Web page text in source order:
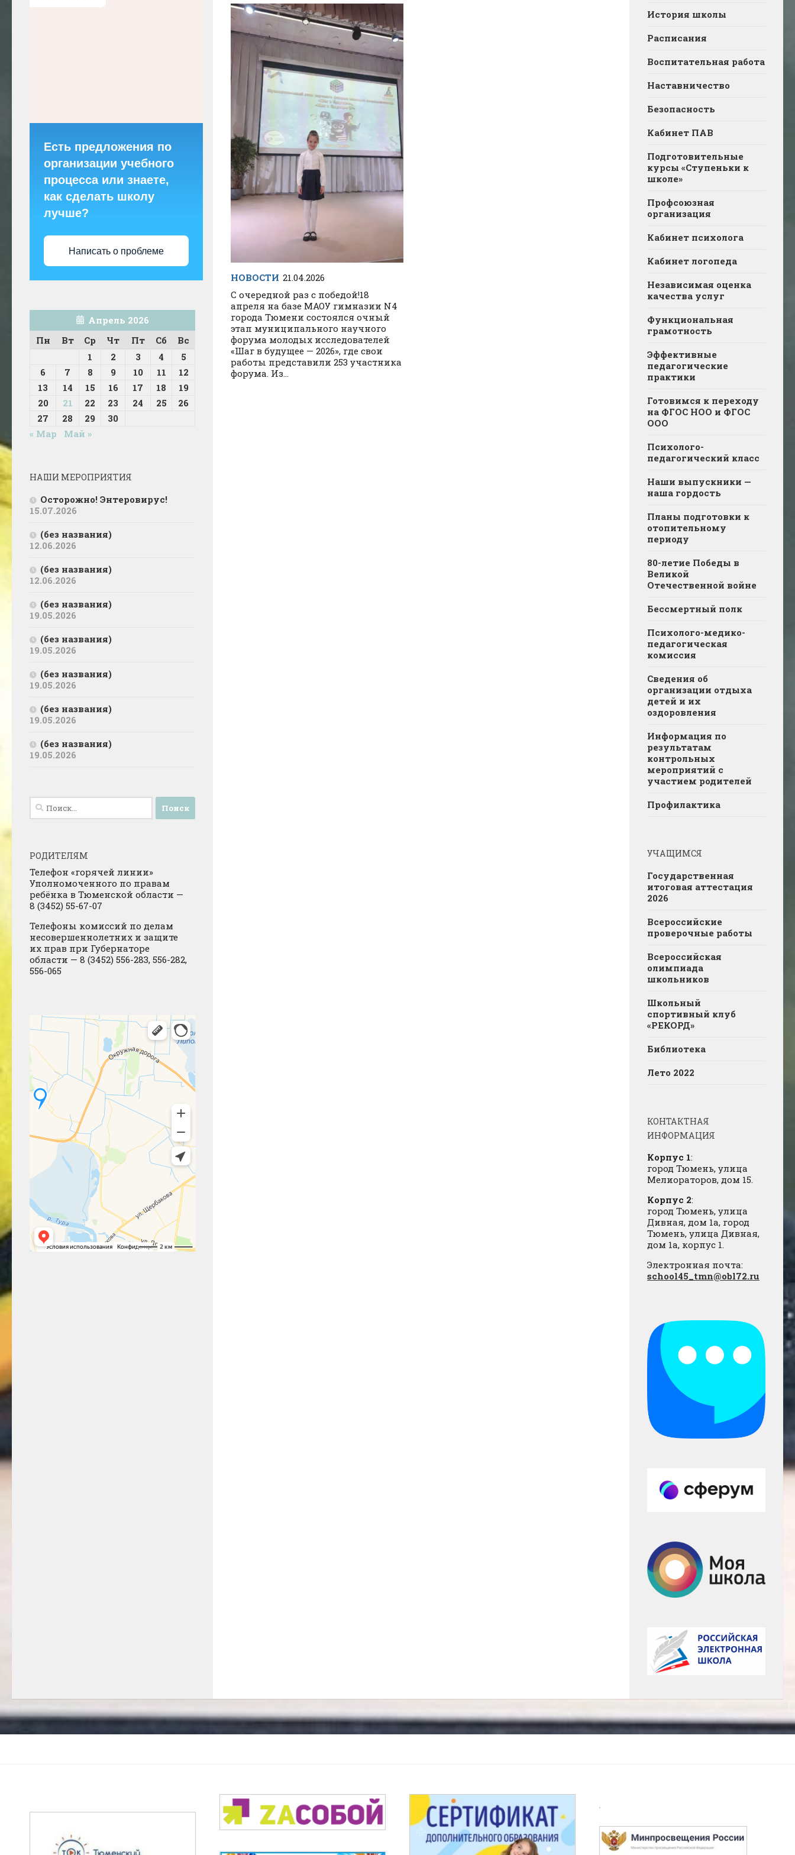
НОВОСТИ 21.04.2026
С очередной раз с победой!18
апреля на базе МАОУ гимназии N4
города Тюмени состоялся очный
этап муниципального научного
форума молодых исследователей
«Шаг в будущее — 2026», где свои
работы представили 253 участника
форума. Из...
Есть предложения по
организации учебного
процесса или знаете,
как сделать школу
лучше?
Написать о проблеме
Апрель 2026
Пн
Вт Ср Чт Пт Сб
Вс
1
2 3 4
5
6
7 8 9 10 11
12
13
14 15 16 17 18
19
20
21 22 23 24 25
26
27
28 29
30
« Мар
Май »
НАШИ МЕРОПРИЯТИЯ
Осторожно! Энтеровирус!
15.07.2026
(без названия)
12.06.2026
(без названия)
12.06.2026
(без названия)
19.05.2026
(без названия)
19.05.2026
(без названия)
19.05.2026
(без названия)
19.05.2026
(без названия)
19.05.2026
Найти:
РОДИТЕЛЯМ
Телефон «горячей линии»
Уполномоченного по правам
ребёнка в Тюменской области —
8 (3452) 55-67-07
Телефоны комиссий по делам
несовершеннолетних и защите
их прав при Губернаторе
области — 8 (3452) 556-283, 556-282,
556-065
История школы
Расписания
Воспитательная работа
Наставничество
Безопасность
Кабинет ПАВ
Подготовительные
курсы «Ступеньки к
школе»
Профсоюзная
организация
Кабинет психолога
Кабинет логопеда
Независимая оценка
качества услуг
Функциональная
грамотность
Эффективные
педагогические
практики
Готовимся к переходу
на ФГОС НОО и ФГОС
ООО
Психолого-
педагогический класс
Наши выпускники —
наша гордость
Планы подготовки к
отопительному
периоду
80-летие Победы в
Великой
Отечественной войне
Бессмертный полк
Психолого-медико-
педагогическая
комиссия
Сведения об
организации отдыха
детей и их
оздоровления
Информация по
результатам
контрольных
мероприятий с
участием родителей
Профилактика
УЧАЩИМСЯ
Государственная
итоговая аттестация
2026
Всероссийские
проверочные работы
Всероссийская
олимпиада
школьников
Школьный
спортивный клуб
«РЕКОРД»
Библиотека
Лето 2022
КОНТАКТНАЯ
ИНФОРМАЦИЯ
Корпус 1:
город Тюмень, улица
Мелиораторов, дом 15.
Корпус 2:
город Тюмень, улица
Дивная, дом 1а, город
Тюмень, улица Дивная,
дом 1а, корпус 1.
Электронная почта:
school45_tmn@obl72.ru